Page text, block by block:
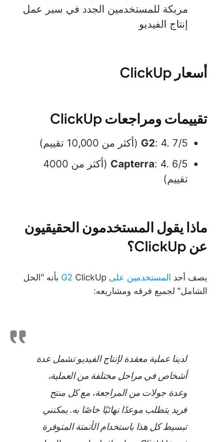
مربكة للمستخدمين الجدد في سير عمل
إنتاج الفيديو
أسعار ClickUp
تقييمات ومراجعات ClickUp
G2: 4. 7/5 (أكثر من 10,000 تقييم)
Capterra
: 4. 6/5 (أكثر من 4000
تقييم)
ماذا يقول المستخدمون الحقيقيون
عن ClickUp؟
يصف أحد المستخدمين على G2
ClickUp بأنه "الحل
الشامل" لجميع فرقه ومشاريعه:
لدينا عملية معقدة لإنتاج الفيديو تشمل عدة
أشخاص في مراحل مختلفة من العملية،
وعدة جولات من المراجعة، مع كل منتج
فريد يتطلب موعدًا نهائيًا خاصًا به. يمكنني
تبسيط كل هذا باستخدام الأتمتة المتوفرة